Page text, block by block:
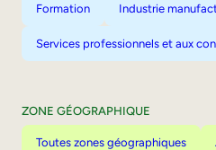
Formation Industrie
Services professionnels et aux
ZONE GÉOGRAPHIQUE
Toutes zones géographiques